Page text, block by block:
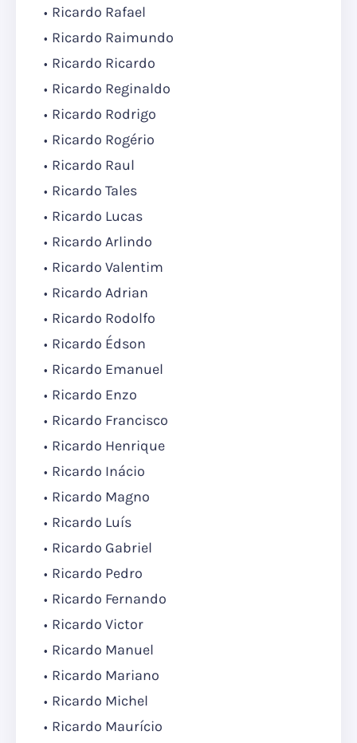
Ricardo Rafael
Ricardo Raimundo
Ricardo Ricardo
Ricardo Reginaldo
Ricardo Rodrigo
Ricardo Rogério
Ricardo Raul
Ricardo Tales
Ricardo Lucas
Ricardo Arlindo
Ricardo Valentim
Ricardo Adrian
Ricardo Rodolfo
Ricardo Édson
Ricardo Emanuel
Ricardo Enzo
Ricardo Francisco
Ricardo Henrique
Ricardo Inácio
Ricardo Magno
Ricardo Luís
Ricardo Gabriel
Ricardo Pedro
Ricardo Fernando
Ricardo Victor
Ricardo Manuel
Ricardo Mariano
Ricardo Michel
Ricardo Maurício